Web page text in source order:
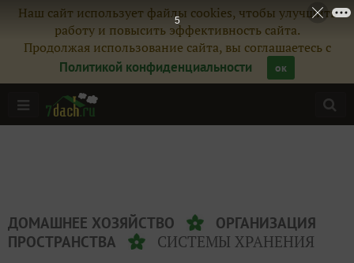
Наш сайт использует файлы cookies, чтобы улучшить
работу и повысить эффективность сайта.
Продолжая использование сайта, вы соглашаетесь с
Политикой конфиденциальности
ок
ДОМАШНЕЕ ХОЗЯЙСТВО
ОРГАНИЗАЦИЯ
ПРОСТРАНСТВА
СИСТЕМЫ ХРАНЕНИЯ
5